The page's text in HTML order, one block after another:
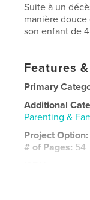
Suite à un
manière
son enfant de
Features
Primary
Additional
Parenting &
Project Option:
# of Pages: 54
Hardcover,